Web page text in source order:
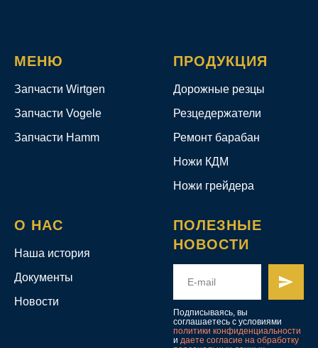
МЕНЮ
Запчасти Wirtgen
Запчасти Vogele
Запчасти Hamm
ПРОДУКЦИЯ
Дорожные резцы
Резцедержатели
Ремонт барабан
Ножи КДМ
Ножи грейдера
О НАС
Наша история
Документы
Новости
ПОЛЕЗНЫЕ
НОВОСТИ
Подписываясь, вы
соглашаетесь с условиями
политики конфиденциальности
и даете согласие на обработку